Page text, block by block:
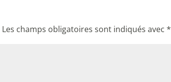
Les champs obligatoires sont indiqués avec*